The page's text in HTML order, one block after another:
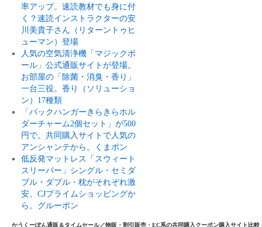
率アップ。速読教材でも身に付
く？速読インストラクターの安
川美貴子さん（リターントゥヒ
ューマン）登場
人気の空気清浄機「マジックボ
ール」公式通販サイトが登場。
お部屋の「除菌・消臭・香り」
一台三役。香り（ソリューショ
ン）17種類
「バックハンガーきらきらホル
ダーチャーム2個セット」が500
円で。共同購入サイトで人気の
アンシャンテから。くまポン
低反発マットレス「スウィート
スリーパー」シングル・セミダ
ブル・ダブル・枕がそれぞれ激
安、CJプライムショッピングか
ら。グルーポン
かうくーぽん通販＆タイムセール／物販・割引販売・EC系の共同購入クーポン購入サイト比較